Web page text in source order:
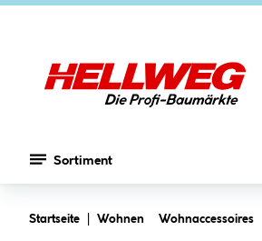
Sortiment
Startseite Wohnen Wohnaccessoires